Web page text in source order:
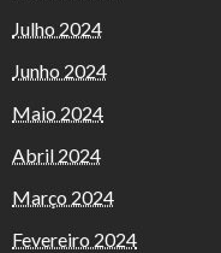
Julho 2024
Junho 2024
Maio 2024
Abril 2024
Março 2024
Fevereiro 2024